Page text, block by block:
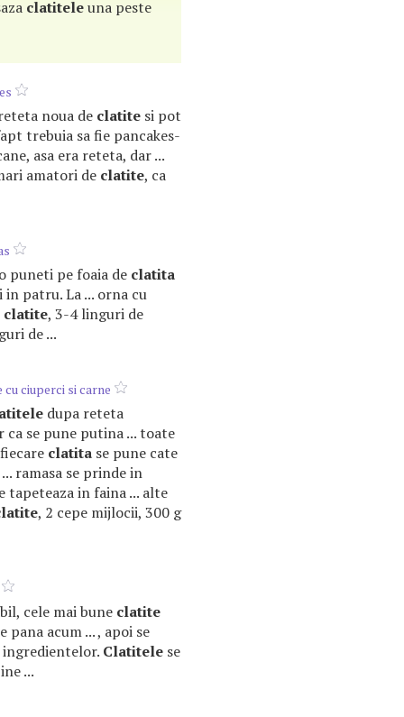
clatiteleuna peste
noua de clatite si pot
trebuia sa fie pancakes-
asa era reteta, dar ...
amatori de clatite, ca
puneti pe foaia de clatita
patru. La ... orna cu
clatite, 3-4 linguri de
de ...
ciuperci si carne
dupa reteta
ca se pune putina ... toate
clatita se pune cate
ramasa se prinde in
tapeteaza in faina ... alte
, 2 cepe mijlocii, 300 g
cele mai bune clatite
pana acum ... , apoi se
Clatitele se
...